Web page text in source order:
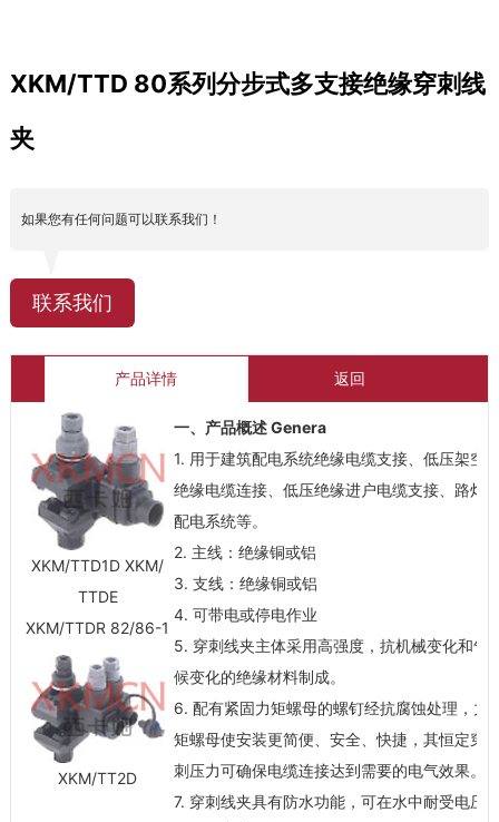
XKM/TTD 80系列分步式多支接绝缘穿刺线
夹
如果您有任何问题可以联系我们！
联系我们
产品详情 返回
XKM/TTD1D XKM/
TTDE
XKM/TTDR 82/86-1
XKM/TT2D
一、产品概述 Genera
1. 用于建筑配电系统绝缘电缆支接、低压架空
绝缘电缆连接、低压绝缘进户电缆支接、路灯
配电系统等。
2. 主线：绝缘铜或铝
3. 支线：绝缘铜或铝
4. 可带电或停电作业
5. 穿刺线夹主体采用高强度，抗机械变化和气
候变化的绝缘材料制成。
6. 配有紧固力矩螺母的螺钉经抗腐蚀处理，力
矩螺母使安装更简便、安全、快捷，其恒定穿
刺压力可确保电缆连接达到需要的电气效果。
7. 穿刺线夹具有防水功能，可在水中耐受电压